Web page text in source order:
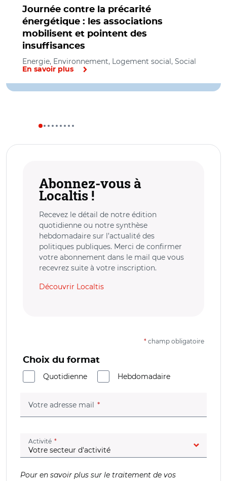
Journée contre la précarité
énergétique : les associations
mobilisent et pointent des
insuffisances
Energie, Environnement, Logement social, Social
En savoir plus
Abonnez-vous à
Localtis !
Recevez le détail de notre édition
quotidienne ou notre synthèse
hebdomadaire sur l’actualité des
politiques publiques. Merci de confirmer
votre abonnement dans le mail que vous
recevrez suite à votre inscription.
Découvrir Localtis
* champ obligatoire
Choix du format
Quotidienne
Hebdomadaire
Votre adresse mail (champ obligatoire)
Activité (champ obligatoire)
Pour en savoir plus sur le traitement de vos